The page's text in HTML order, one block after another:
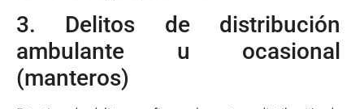
3. Delitos de distribución
ambulante u ocasional
(manteros)